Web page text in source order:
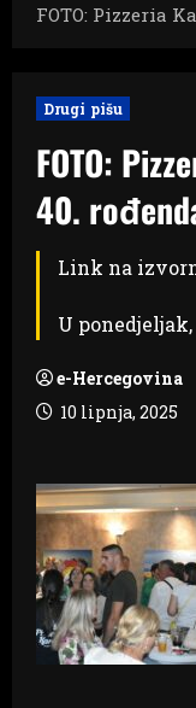
FOTO: Pizzeria
Drugi pišu
FOTO:
40.
Link na
U ponedjeljak,
e-Hercegovina
10 lipnja, 2025